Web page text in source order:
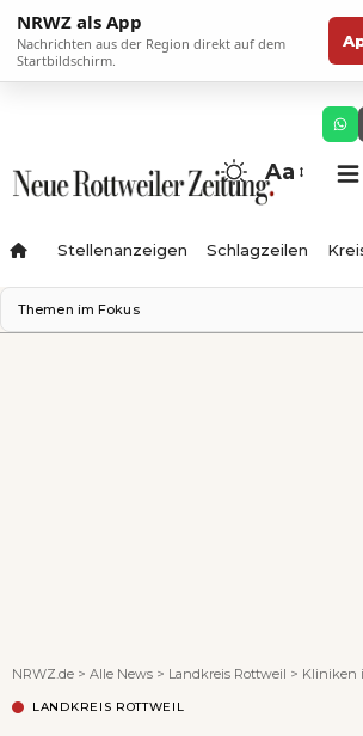
NRWZ als App
Nachrichten aus der Region direkt auf dem
Startbildschirm.
Aa
Stellenanzeigen Schlagzeilen
Themen im Fokus
NRWZ.de > Alle News > Landkreis Rottweil > Kliniken in Rottweil,
LANDKREIS ROTTWEIL